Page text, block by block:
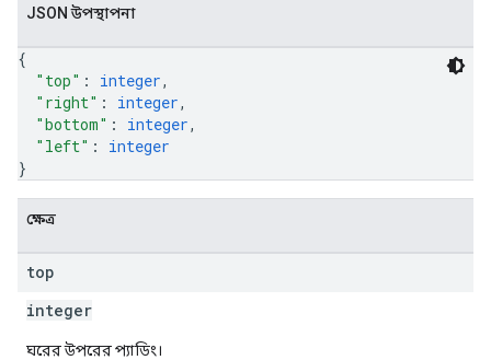
JSON উপস্থাপনা
{
"top" : integer,
"right" : integer,
"bottom" : integer,
"left" : integer
}
ক্ষেত্র
top
integer
ঘরের উপরের প্যাডিং।